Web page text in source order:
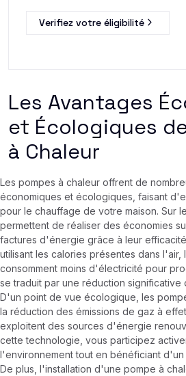
Verifiez votre éligibilité
Les Avantages
et Écologiques
à Chaleur
Les pompes à chaleur offrent de
économiques et écologiques, faisant
pour le chauffage de votre maison. Sur
permettent de réaliser des économies
factures d'énergie grâce à leur
utilisant les calories présentes dans
consomment moins d'électricité pour
se traduit par une réduction significative
D'un point de vue écologique, les
la réduction des émissions de gaz à
exploitent des sources d'énergie
cette technologie, vous participez
l'environnement tout en bénéficiant
De plus, l'installation d'une pompe à